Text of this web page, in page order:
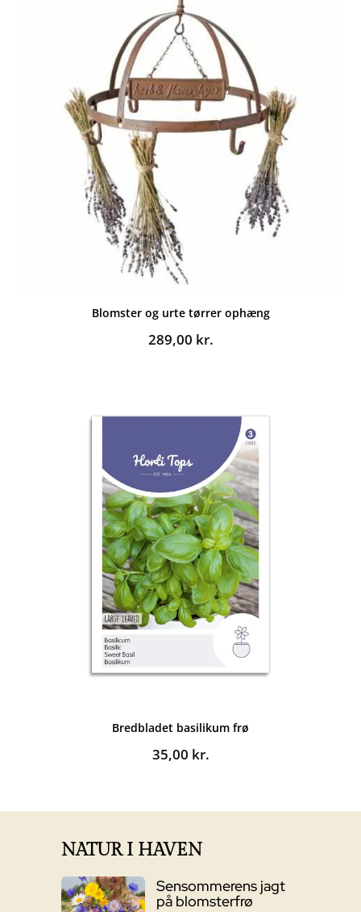
Blomster og urte tørrer ophæng
289,00 kr.
Bredbladet basilikum frø
35,00 kr.
NATUR I HAVEN
Sensommerens jagt
på blomsterfrø